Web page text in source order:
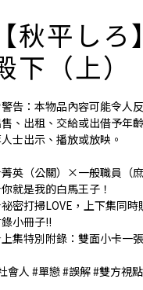
【秋平し
下（上）
警告：本物品內容可能令人
、出租、交給或出借予年
士出示、播放或放映。
英（公關）×一般職員（庶
就是我的白馬王子！
密打掃LOVE，上下集同時
小冊子!!
集特別附錄：雙面小卡一張
會人 #單戀 #誤解 #雙方視